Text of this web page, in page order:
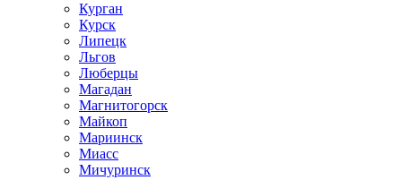
Курган
Курск
Липецк
Льгов
Люберцы
Магадан
Магнитогорск
Майкоп
Мариинск
Миасс
Мичуринск